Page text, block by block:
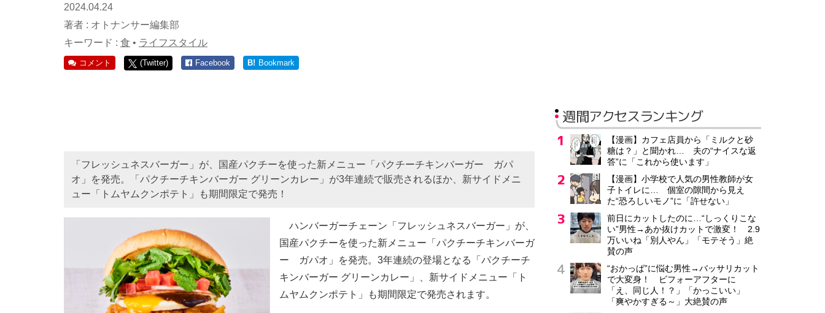
2024.04.24
著者 : オトナンサー編集部
キーワード : 食 • ライフスタイル
コメント (Twitter) Facebook B! Bookmark
「フレッシュネスバーガー」が、国産パクチーを使った新メニュー「パクチーチキンバーガー ガパ
オ」を発売。「パクチーチキンバーガー グリーンカレー」が3年連続で販売されるほか、新サイドメニ
ュー「トムヤムクンポテト」も期間限定で発売！
ハンバーガーチェーン「フレッシュネスバーガー」が、
国産パクチーを使った新メニュー「パクチーチキンバーガ
ー ガパオ」を発売。3年連続の登場となる「パクチーチ
キンバーガー グリーンカレー」、新サイドメニュー「ト
ムヤムクンポテト」も期間限定で発売されます。
週間アクセスランキング
【漫画】カフェ店員から「ミルクと砂
糖は？」と聞かれ… 夫の“ナイスな返
答”に「これから使います」
【漫画】小学校で人気の男性教師が女
子トイレに… 個室の隙間から見え
た“恐ろしいモノ”に「許せない」
前日にカットしたのに…“しっくりこな
い”男性→あか抜けカットで激変！ 2.9
万いいね「別人やん」「モテそう」絶
賛の声
“おかっぱ”に悩む男性→バッサリカット
で大変身！ ビフォーアフターに
「え、同じ人！？」「かっこいい」
「爽やかすぎる～」大絶賛の声